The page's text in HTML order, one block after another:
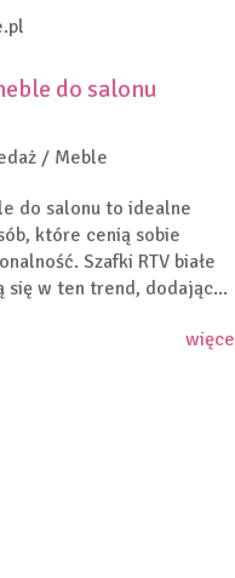
do salonu
/ Meble
do salonu to idealne
które cenią sobie
Szafki RTV białe
się w ten trend, dodając...